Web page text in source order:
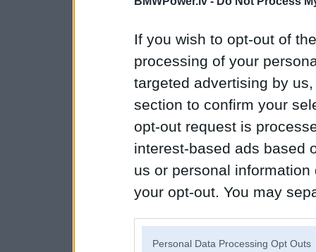
If you wish to opt-out of
processing of your
targeted advertising by
section to confirm your
opt-out request is
interest-based ads based
us or personal
your opt-out. You may
Personal Data Processing Opt Outs